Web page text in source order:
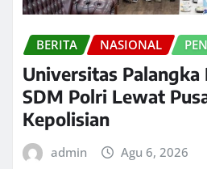
BERITA NASIONAL
Universitas Palangka
SDM Polri Lewat
Kepolisian
admin Agu 6, 2026